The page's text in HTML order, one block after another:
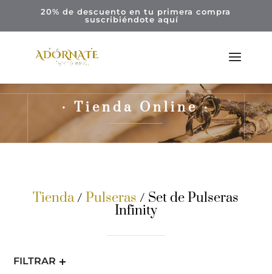
20% de descuento en tu primera compra
suscribiéndoteaquí
· Tienda Online ·
Tienda/ Pulseras / Set de Pulseras
Infinity
FILTRAR